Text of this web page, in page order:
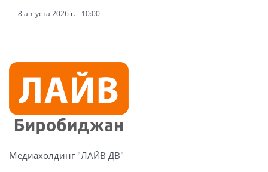
8 августа 2026 г. - 10:00
Медиахолдинг "ЛАЙВ ДВ"